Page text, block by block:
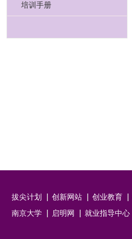
培训手册
拔尖计划 创新网站 创业教育
南京大学
启明网 就业指导中心